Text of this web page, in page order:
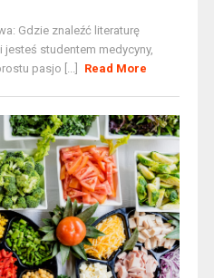
Gdzie znaleźć literaturę
studentem medycyny,
pasjo [...]
Read More